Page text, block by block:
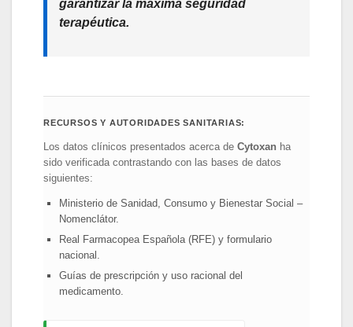
garantizar la máxima seguridad
terapéutica.
RECURSOS Y AUTORIDADES SANITARIAS:
Los datos clínicos presentados acerca de Cytoxan ha
sido verificada contrastando con las bases de datos
siguientes:
Ministerio de Sanidad, Consumo y Bienestar Social –
Nomenclátor.
Real Farmacopea Española (RFE) y formulario
nacional.
Guías de prescripción y uso racional del
medicamento.